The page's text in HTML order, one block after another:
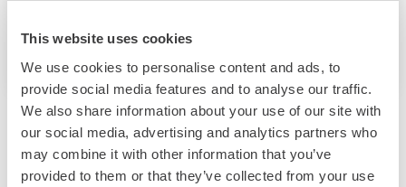
This website uses cookies
We use cookies to personalise content and ads, to
provide social media features and to analyse our traffic.
We also share information about your use of our site with
our social media, advertising and analytics partners who
may combine it with other information that you’ve
provided to them or that they’ve collected from your use
Bekijk ook deze evenementen: